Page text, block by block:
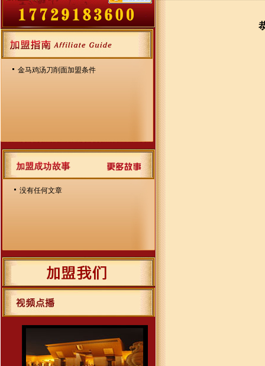
金马鸡汤刀削面加盟条件
没有任何文章